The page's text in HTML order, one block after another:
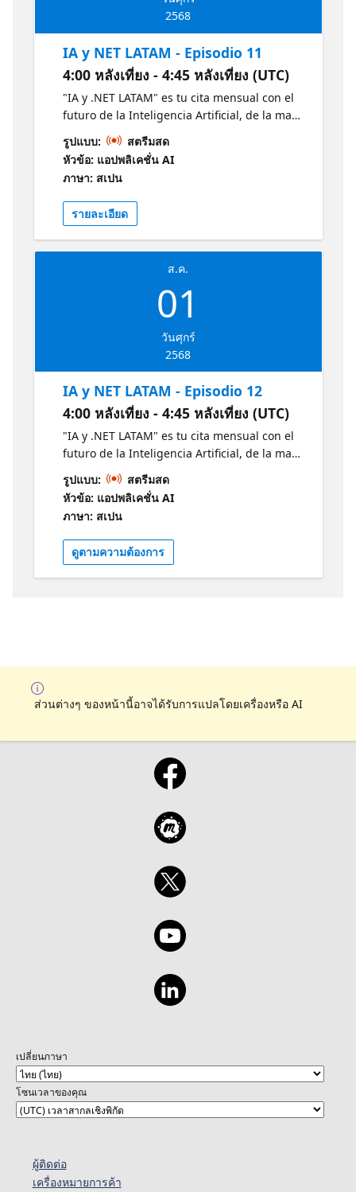
2568
IA y NET LATAM - Episodio 11
4:00 หลังเที่ยง - 4:45 หลังเที่ยง (UTC)
"IA y .NET LATAM" es tu cita mensual con el
futuro de la Inteligencia Artificial, de la mano
de expertos Microsoft, MVPs destacados y
estudiantes apasionados revelan las últimas
tendencias en IA y .NET. Descubre en 30
minutos las últimas tendencias en IA y .NET
y cómo estas están moldeando el mañana.
Conéctate, aprende e inspírate junto a la
vibrante comunidad tecnológica de LATAM.
Obtenga más información sobre la IA y .NET
con estos recursos de Microsoft:
https://aka.ms/CursoIAFundamentals1
https://aka.ms/NETIntroduccion1
รูปแบบ:
สตรีมสด
หัวข้อ: แอปพลิเคชั่น AI
ภาษา: สเปน
รายละเอียด
ส.ค.
01
วันศุกร์
2568
IA y NET LATAM - Episodio 12
4:00 หลังเที่ยง - 4:45 หลังเที่ยง (UTC)
"IA y .NET LATAM" es tu cita mensual con el
futuro de la Inteligencia Artificial, de la mano
de expertos Microsoft, MVPs destacados y
estudiantes apasionados revelan las últimas
tendencias en IA y .NET. Descubre en 30
minutos las últimas tendencias en IA y .NET
y cómo estas están moldeando el mañana.
Conéctate, aprende e inspírate junto a la
vibrante comunidad tecnológica de LATAM.
รูปแบบ:
สตรีมสด
หัวข้อ: แอปพลิเคชั่น AI
ภาษา: สเปน
ดูตามความต้องการ
ส่วนต่างๆ ของหน้านี้อาจได้รับการแปลโดยเครื่องหรือ AI
เปลี่ยนภาษา
โซนเวลาของคุณ
ผู้ติดต่อ
เครื่องหมายการค้า